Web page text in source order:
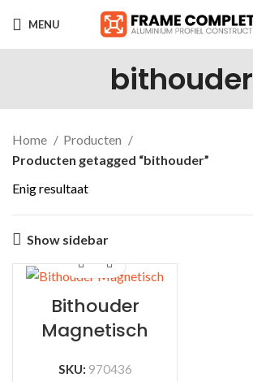
MENU
bithouder
Home
Producten
Producten getagged “bithouder”
Enig resultaat
Show sidebar
Bithouder
Magnetisch
SKU: 970436